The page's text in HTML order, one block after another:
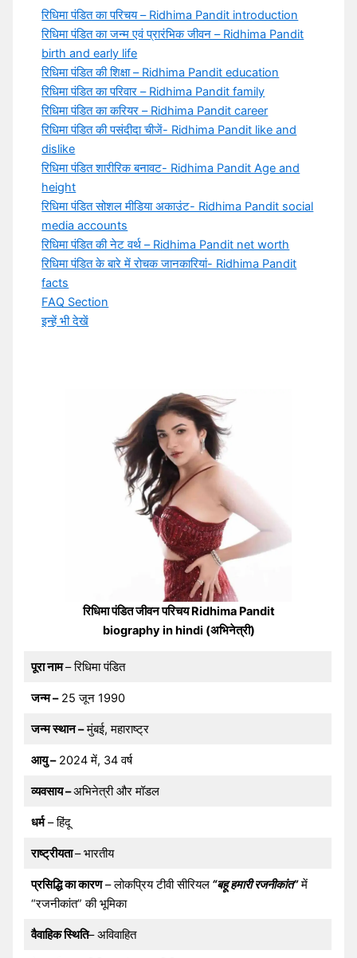
रिधिमा पंडित का परिचय – Ridhima Pandit introduction
रिधिमा पंडित का जन्म एवं प्रारंभिक जीवन – Ridhima Pandit
birth and early life
रिधिमा पंडित की शिक्षा – Ridhima Pandit education
रिधिमा पंडित का परिवार – Ridhima Pandit family
रिधिमा पंडित का करियर – Ridhima Pandit career
रिधिमा पंडित की पसंदीदा चीजें- Ridhima Pandit like and
dislike
रिधिमा पंडित शारीरिक बनावट- Ridhima Pandit Age and
height
रिधिमा पंडित सोशल मीडिया अकाउंट- Ridhima Pandit social
media accounts
रिधिमा पंडित की नेट वर्थ – Ridhima Pandit net worth
रिधिमा पंडित के बारे में रोचक जानकारियां- Ridhima Pandit
facts
FAQ Section
इन्हें भी देखें
रिधिमा पंडित जीवन परिचय Ridhima Pandit
biography in hindi (अभिनेत्री)
पूरा नाम– रिधिमा पंडित
जन्म –25 जून 1990
जन्म स्थान –मुंबई, महाराष्ट्र
आयु –2024 में, 34 वर्ष
व्यवसाय –अभिनेत्री और मॉडल
धर्म– हिंदू
राष्ट्रीयता– भारतीय
प्रसिद्धि का कारण– लोकप्रिय टीवी सीरियल “बहू हमारी रजनीकांत”में
“रजनीकांत” की भूमिका
वैवाहिक स्थिति– अविवाहित